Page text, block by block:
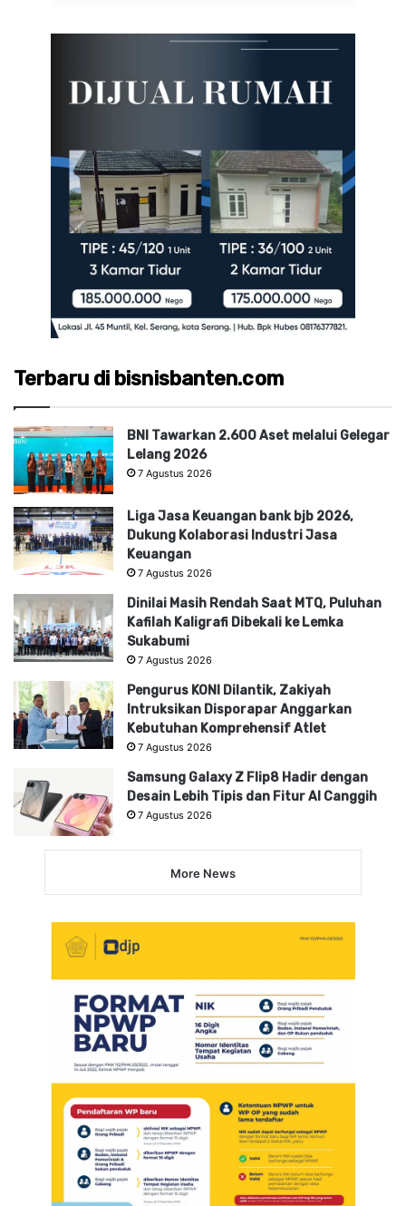
Terbaru di bisnisbanten.com
BNI Tawarkan 2.600 Aset melalui Gelegar
Lelang 2026
7 Agustus 2026
Liga Jasa Keuangan bank bjb 2026,
Dukung Kolaborasi Industri Jasa
Keuangan
7 Agustus 2026
Dinilai Masih Rendah Saat MTQ, Puluhan
Kafilah Kaligrafi Dibekali ke Lemka
Sukabumi
7 Agustus 2026
Pengurus KONI Dilantik, Zakiyah
Intruksikan Disporapar Anggarkan
Kebutuhan Komprehensif Atlet
7 Agustus 2026
Samsung Galaxy Z Flip8 Hadir dengan
Desain Lebih Tipis dan Fitur AI Canggih
7 Agustus 2026
More News